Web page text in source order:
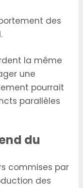
des
la même
une
pourrait
parallèles
du
commises par
des